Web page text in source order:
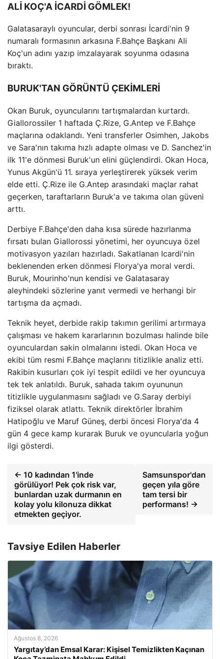
ALİ KOÇ'A İCARDİ GÖMLEK!
Galatasaraylı oyuncular, derbi sonrası İcardi'nin 9
numaralı formasının arkasına F.Bahçe Başkanı Ali
Koç'un adını yazıp imzalayarak soyunma odasına
bıraktı.
BURUK'TAN GÖRÜNTÜ ÇEKİMLERİ
Okan Buruk, oyuncularını tartışmalardan kurtardı.
Giallorossiler 1 haftada Ç.Rize, G.Antep ve F.Bahçe
maçlarına odaklandı. Yeni transferler Osimhen, Jakobs
ve Sara'nın takıma hızlı adapte olması ve D. Sanchez'in
ilk 11'e dönmesi Buruk'un elini güçlendirdi. Okan Hoca,
Yunus Akgün'ü 11. sıraya yerleştirerek yüksek verim
elde etti. Ç.Rize ile G.Antep arasındaki maçlar rahat
geçerken, taraftarların Buruk'a ve takıma olan güveni
arttı.
Derbiye F.Bahçe'den daha kısa sürede hazırlanma
fırsatı bulan Giallorossi yönetimi, her oyuncuya özel
motivasyon yazıları hazırladı. Sakatlanan Icardi'nin
beklenenden erken dönmesi Florya'ya moral verdi.
Buruk, Mourinho'nun kendisi ve Galatasaray
aleyhindeki sözlerine yanıt vermedi ve herhangi bir
tartışma da açmadı.
Teknik heyet, derbide rakip takımın gerilimi artırmaya
çalışması ve hakem kararlarının bozulması halinde bile
oyunculardan sakin olmalarını istedi. Okan Hoca ve
ekibi tüm resmi F.Bahçe maçlarını titizlikle analiz etti.
Rakibin kusurları çok iyi tespit edildi ve her oyuncuya
tek tek anlatıldı. Buruk, sahada takım oyununun
titizlikle uygulanmasını sağladı ve G.Saray derbiyi
fiziksel olarak atlattı. Teknik direktörler İbrahim
Hatipoğlu ve Maruf Güneş, derbi öncesi Florya'da 4
gün 4 gece kamp kurarak Buruk ve oyuncularla yoğun
ilgi gösterdi.
← 10 kadından 1'inde
görülüyor! Pek çok risk var,
bunlardan uzak durmanın en
kolay yolu kilonuza dikkat
etmekten geçiyor.
Samsunspor'dan
geçen yıla göre
tam tersi bir
performans! →
Tavsiye Edilen Haberler
Ağustos 8, 2026
Yargıtay’dan Emsal Karar: Kişisel Temizlikten Kaçınan